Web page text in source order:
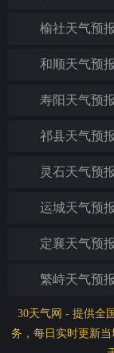
榆社天气预
和顺天气预
寿阳天气预
祁县天气预
灵石天气预
运城天气预
定襄天气预
繁峙天气预
30天气网 - 提供全
务，每日实时更新